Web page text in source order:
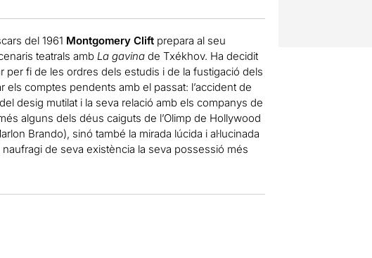
del 1961 Montgomery Cliftprepara al seu
teatrals amb La gavinade Txékhov. Ha decidit
per fi de les ordres dels estudis i de la fustigació dels
comptes pendents amb el passat: l’accident de
desig mutilat i la seva relació amb els companys de
alguns dels déus caiguts de l’Olimp de Hollywood
Brando), sinó també la mirada lúcida i al·lucinada
de seva existència la seva possessió més